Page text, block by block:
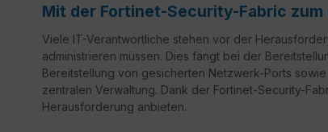
Mit der Fortinet-Security-Fabric
Viele IT-Verantwortliche stehen vor der
administrieren müssen. Dies fängt bei der
Bereitstellung von gesicherten Netzwerk-Ports
zentralen Verwaltung. Dank der Fortinet-Security-
Herausforderung anbieten.